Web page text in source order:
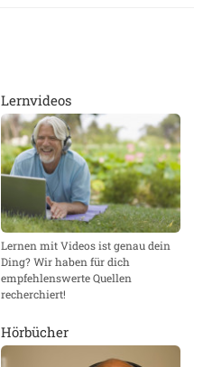
Lernvideos
Lernen mit Videos ist genau dein
Ding? Wir haben für dich
empfehlenswerte Quellen
recherchiert!
Hörbücher